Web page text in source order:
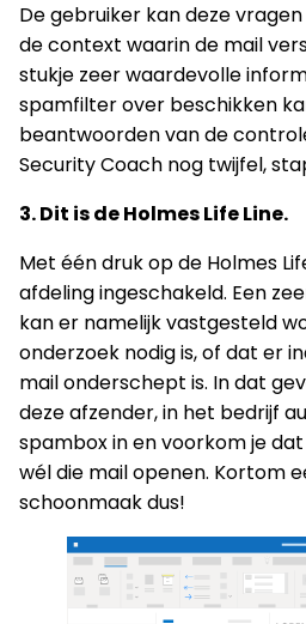
De gebruiker kan deze
de context waarin de mail
stukje zeer waardevolle
spamfilter over beschikken
beantwoorden van de
Security Coach nog twijfel,
3. Dit is de Holmes Life Line.
Met één druk op de Holmes
afdeling ingeschakeld. Een
kan er namelijk vastgesteld
onderzoek nodig is, of dat er
mail onderschept is. In dat
deze afzender, in het bedrijf
spambox in en voorkom je
wél die mail openen. Kortom
schoonmaak dus!